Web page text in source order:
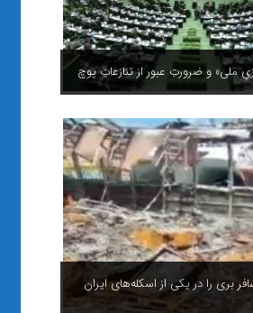
ملی» و ضرورتِ عبور از تنازعاتِ پوچ
بری را در یکی از اسکله‌های ایران